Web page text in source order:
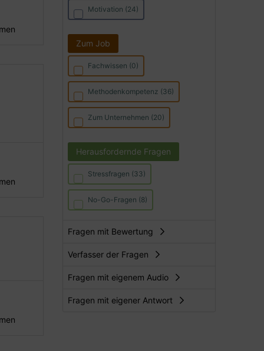
Motivation (24)
Zum Job
Fachwissen (0)
Methodenkompetenz (36)
Zum Unternehmen (20)
Herausfordernde Fragen
Stressfragen (33)
No-Go-Fragen (8)
Fragen mit Bewertung
Verfasser der Fragen
Fragen mit eigenem Audio
Fragen mit eigener Antwort